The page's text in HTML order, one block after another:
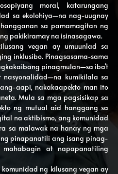
moral, katarungang
sa ekolohiya—na nag-uugnay
sa pamamagitan ng
pakikiramay na isinasagawa.
vegan ay umuunlad sa
inklusibo. Pinagsasama-sama
pinagmulan—sa iba't
kumikilala sa
aapi, nakakaapekto man ito
Mula sa mga pagsisikap sa
ng mutual aid hanggang sa
na aktibismo, ang komunidad
sa malawak na hanay ng mga
pinapanatili ang isang pinag-
at napapanatiling
ng kilusang vegan ay